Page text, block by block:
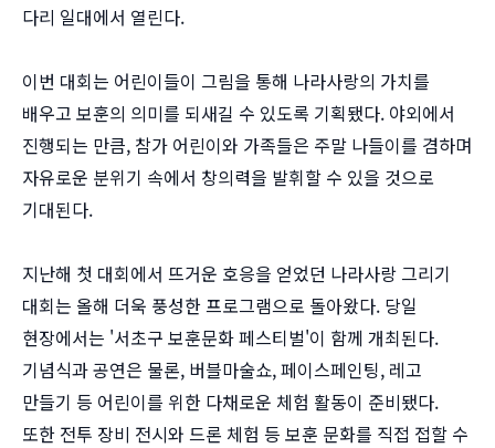
다리 일대에서 열린다.
이번 대회는 어린이들이 그림을 통해 나라사랑의 가치를
배우고 보훈의 의미를 되새길 수 있도록 기획됐다. 야외에서
진행되는 만큼, 참가 어린이와 가족들은 주말 나들이를 겸하며
자유로운 분위기 속에서 창의력을 발휘할 수 있을 것으로
기대된다.
지난해 첫 대회에서 뜨거운 호응을 얻었던 나라사랑 그리기
대회는 올해 더욱 풍성한 프로그램으로 돌아왔다. 당일
현장에서는 '서초구 보훈문화 페스티벌'이 함께 개최된다.
기념식과 공연은 물론, 버블마술쇼, 페이스페인팅, 레고
만들기 등 어린이를 위한 다채로운 체험 활동이 준비됐다.
또한 전투 장비 전시와 드론 체험 등 보훈 문화를 직접 접할 수